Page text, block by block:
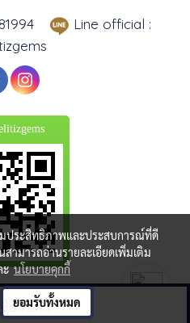
อสินค้า
Line official :
ALL RIGHTS RESERVED
มประสิทธิภาพและประสบการณ์ที่ดี
สามารถอ่านรายละเอียดเพิ่มเติม
ะนโยบายคุกกี้
ยอมรับทั้งหมด